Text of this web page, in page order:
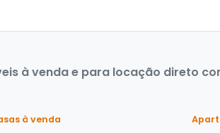
à venda e para locação direto
à venda